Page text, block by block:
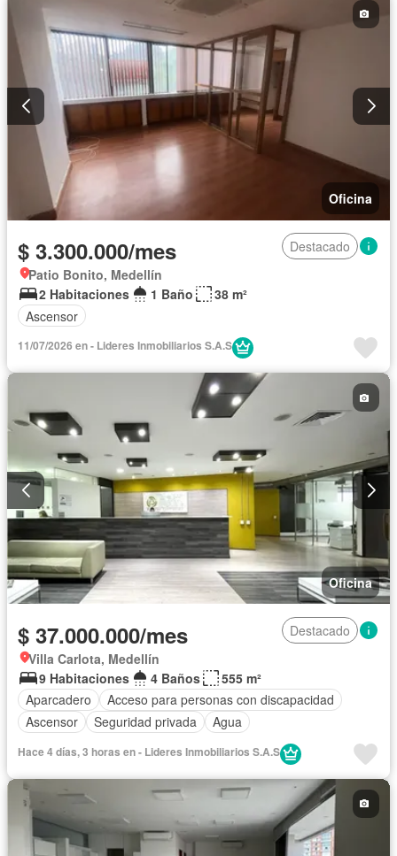
Oficina
$ 3.300.000/mes
Destacado
Patio Bonito, Medellín
2 Habitaciones
1 Baño
38 m²
Ascensor
11/07/2026 en - Lideres Inmobiliarios S.A.S
Oficina
$ 37.000.000/mes
Destacado
Villa Carlota, Medellín
9 Habitaciones
4 Baños
555 m²
Aparcadero
Acceso para personas con discapacidad
Ascensor
Seguridad privada Agua
Hace 4 días, 3 horas en - Lideres Inmobiliarios S.A.S